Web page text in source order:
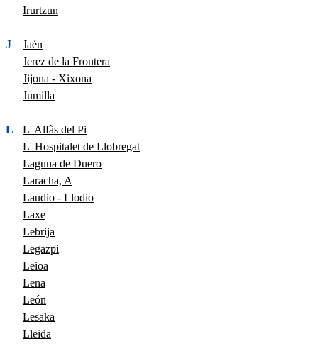
Irurtzun
J
Jaén
Jerez de la Frontera
Jijona - Xixona
Jumilla
L
L' Alfàs del Pi
L' Hospitalet de Llobregat
Laguna de Duero
Laracha, A
Laudio - Llodio
Laxe
Lebrija
Legazpi
Leioa
Lena
León
Lesaka
Lleida